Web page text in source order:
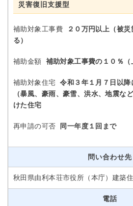
災害復旧支援型
補助対象工事費
２０万円以上（被
る）
補助金額 補助対象工事費の１０％（
補助対象住宅令和３年１月７日以
（暴風、豪雨、豪雪、洪水、地震な
けた住宅
再申請の可否 同一年度１回まで
問い合わせ先
秋田県由利本荘市役所（本庁）建築
電話